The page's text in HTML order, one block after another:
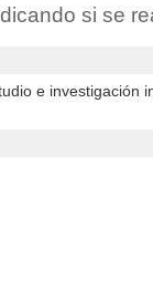
si se
e investigación